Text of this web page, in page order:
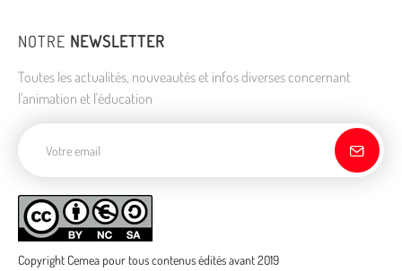
NOTRE NEWSLETTER
Toutes les actualités, nouveautés et infos diverses concernant
l'animation et l'éducation
Copyright Cemea pour tous contenus édités avant 2019